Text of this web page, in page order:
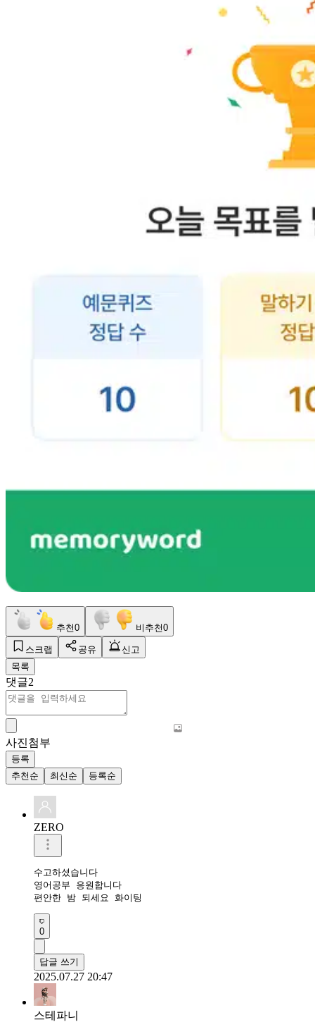
추천0 비추천0
스크랩 공유
신고
목록
댓글2
사진첨부
등록
추천순
최신순 등록순
ZERO
수고하셨습니다
영어공부 응원합니다
편안한 밤 되세요 화이팅
0
답글 쓰기
2025.07.27 20:47
스테파니